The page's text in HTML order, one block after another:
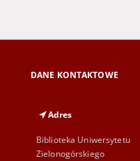
DANE KONTAKTOWE
Adres
Biblioteka Uniwersytetu
Zielonogórskiego